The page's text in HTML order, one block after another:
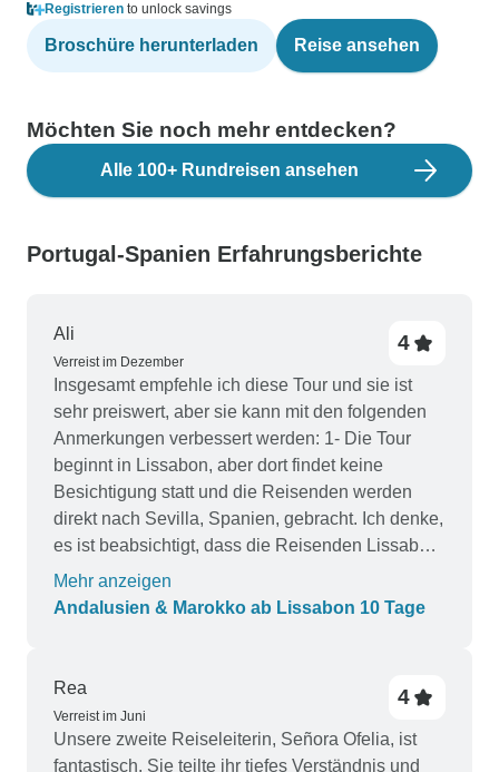
Registrieren to unlock savings
Broschüre herunterladen Reise ansehen
Möchten Sie noch mehr entdecken?
Alle 100+ Rundreisen ansehen
Portugal-Spanien Erfahrungsberichte
Ali
Verreist im Dezember
4
Insgesamt empfehle ich diese Tour und sie ist
sehr preiswert, aber sie kann mit den folgenden
Anmerkungen verbessert werden: 1- Die Tour
beginnt in Lissabon, aber dort findet keine
Besichtigung statt und die Reisenden werden
direkt nach Sevilla, Spanien, gebracht. Ich denke,
es ist beabsichtigt, dass die Reisenden Lissabon
auf eigene Faust besichtigen. Stellen Sie also
sicher, dass Sie ein paar Tage früher in Lissabon
der Tour sollten verbessert werden. Ich musste
zum Beispiel etwa eine Stunde warten, bis ich am
Startpunkt abgeholt wurde, weil der Fahrer nicht
wusste, dass ich abgeholt werden musste! Auch
Mehr anzeigen
Andalusien & Marokko ab Lissabon 10 Tage
Rea
Verreist im Juni
4
Unsere zweite Reiseleiterin, Señora Ofelia, ist
fantastisch. Sie teilte ihr tiefes Verständnis und